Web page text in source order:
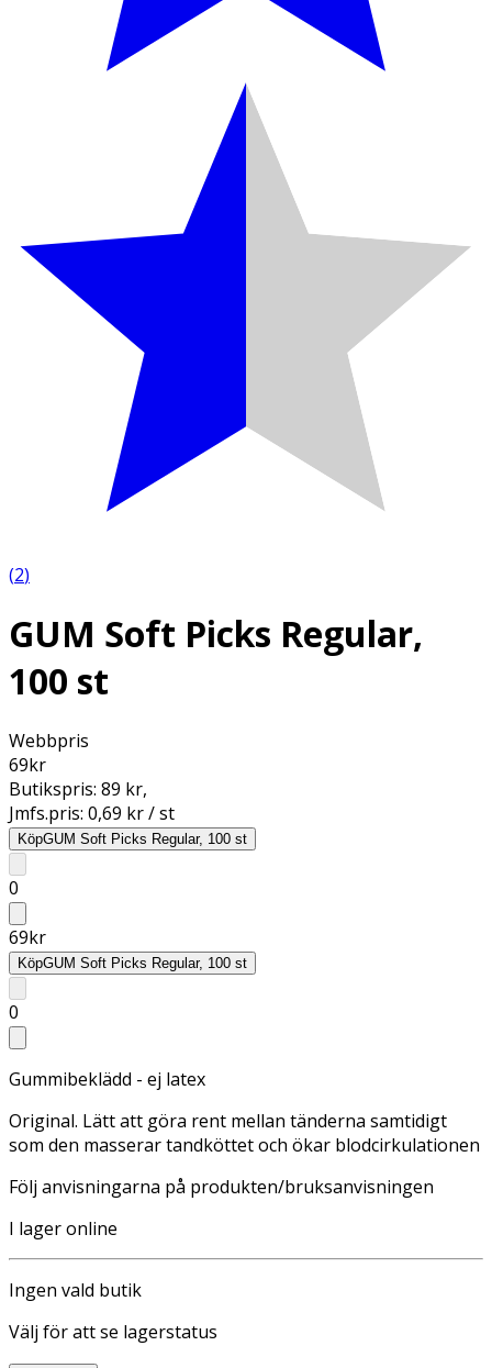
(2)
GUM Soft Picks Regular,
100 st
Webbpris
69kr
Butikspris: 89 kr,
Jmfs.pris: 0,69 kr / st
KöpGUM Soft Picks Regular, 100 st
0
69kr
KöpGUM Soft Picks Regular, 100 st
0
Gummibeklädd - ej latex
Original. Lätt att göra rent mellan tänderna samtidigt
som den masserar tandköttet och ökar blodcirkulationen
Följ anvisningarna på produkten/bruksanvisningen
I lager online
Ingen vald butik
Välj för att se lagerstatus